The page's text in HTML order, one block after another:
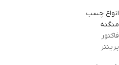
انواع چسب
منگنه
فاکتور
پرینتر